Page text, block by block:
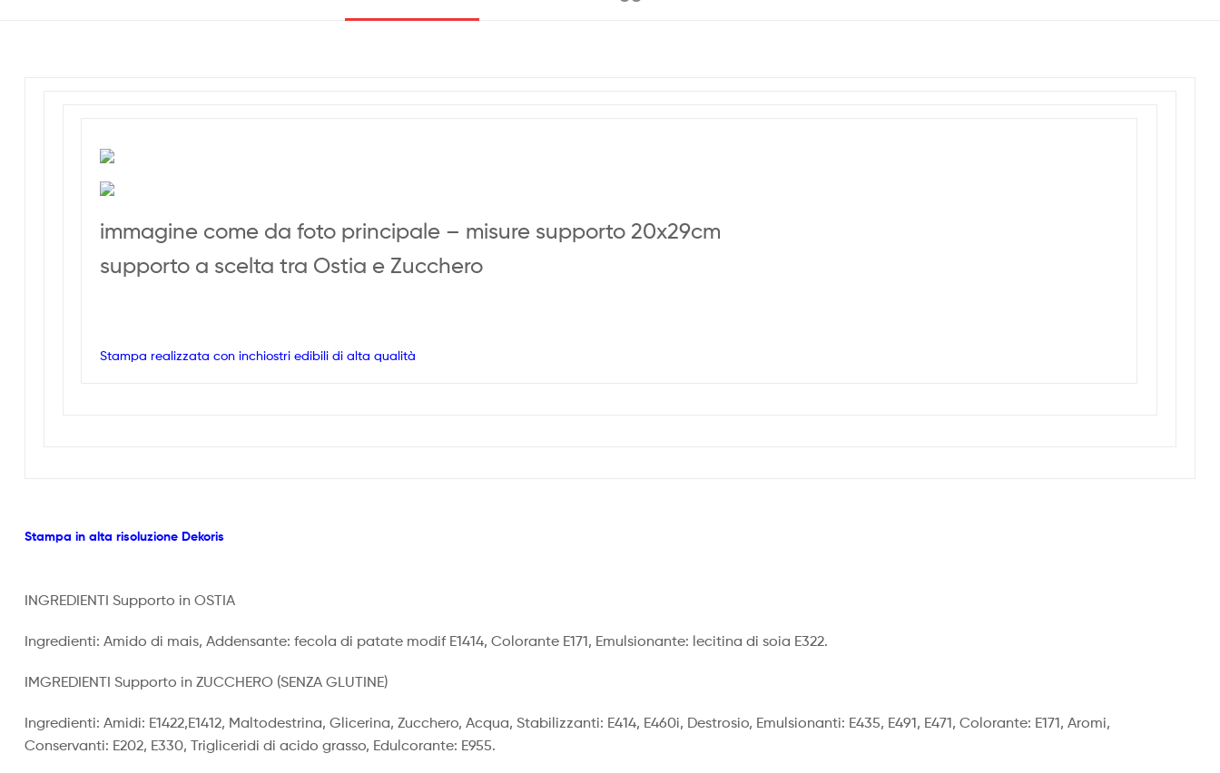
immagine come da foto principale – misure supporto 20x29cm
supporto a scelta tra Ostia e Zucchero
Stampa realizzata con inchiostri edibili di alta qualità
Stampa in alta risoluzione Dekoris
INGREDIENTI Supporto in OSTIA
Ingredienti: Amido di mais, Addensante: fecola di patate modif E1414, Colorante E171, Emulsionante: lecitina di soia E322.
IMGREDIENTI Supporto in ZUCCHERO (SENZA GLUTINE)
Ingredienti: Amidi: E1422,E1412, Maltodestrina, Glicerina, Zucchero, Acqua, Stabilizzanti: E414, E460i, Destrosio, Emulsionanti: E435, E491, E471, Colorante: E171, Aromi,
Conservanti: E202, E330, Trigliceridi di acido grasso, Edulcorante: E955.